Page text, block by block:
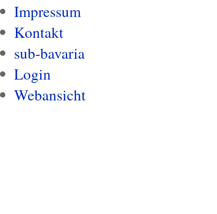
Impressum
Kontakt
sub-bavaria
Login
Webansicht